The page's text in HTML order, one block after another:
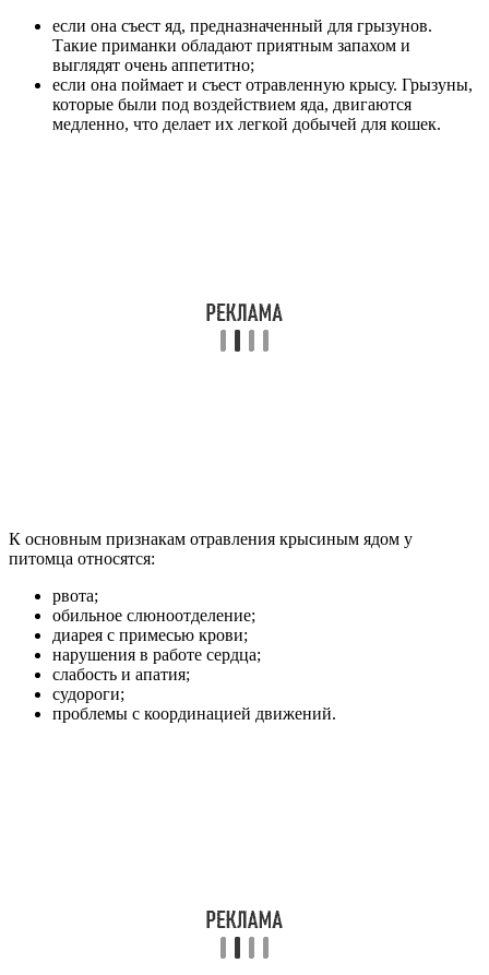
если она съест яд, предназначенный для грызунов.
Такие приманки обладают приятным запахом и
выглядят очень аппетитно;
если она поймает и съест отравленную крысу. Грызуны,
которые были под воздействием яда, двигаются
медленно, что делает их легкой добычей для кошек.
К основным признакам отравления крысиным ядом у
питомца относятся:
рвота;
обильное слюноотделение;
диарея с примесью крови;
нарушения в работе сердца;
слабость и апатия;
судороги;
проблемы с координацией движений.